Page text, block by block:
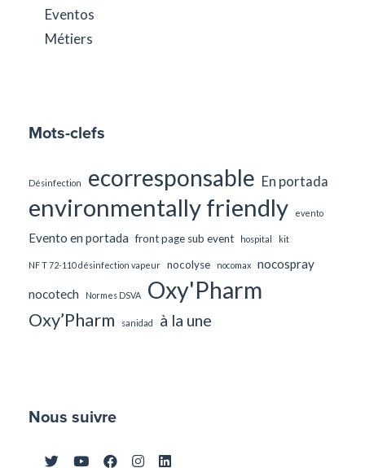
Eventos
Métiers
Mots-clefs
Désinfection ecorresponsable En portada
environmentally friendly evento
Evento en portada front page sub event hospital kit
NF T 72-110 désinfection vapeur nocolyse nocomax nocospray
nocotech Normes DSVA Oxy'Pharm
Oxy’Pharm sanidad à la une
Nous suivre